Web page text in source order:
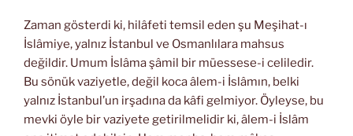
Zaman gösterdi ki, hilâfeti temsil eden şu Meşihat-ı
İslâmiye, yalnız İstanbul ve Osmanlılara mahsus
değildir. Umum İslâma şâmil bir müessese-i celiledir.
Bu sönük vaziyetle, değil koca âlem-i İslâmın, belki
yalnız İstanbul’un irşadına da kâfi gelmiyor. Öyleyse, bu
mevki öyle bir vaziyete getirilmelidir ki, âlem-i İslâm